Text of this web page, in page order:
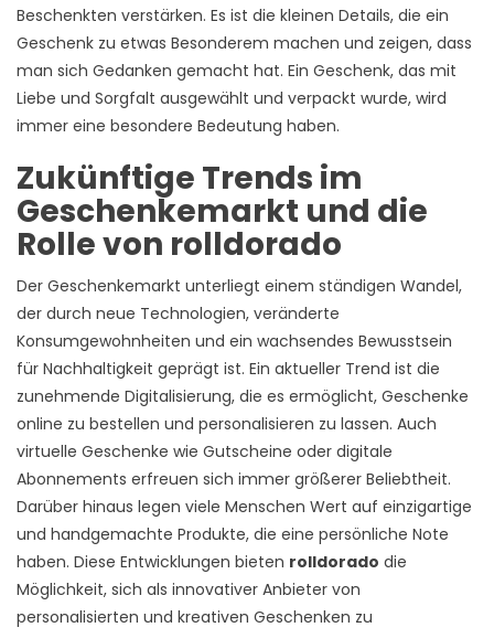
Beschenkten verstärken. Es ist die kleinen Details, die ein
Geschenk zu etwas Besonderem machen und zeigen, dass
man sich Gedanken gemacht hat. Ein Geschenk, das mit
Liebe und Sorgfalt ausgewählt und verpackt wurde, wird
immer eine besondere Bedeutung haben.
Zukünftige Trends im
Geschenkemarkt und die
Rolle von rolldorado
Der Geschenkemarkt unterliegt einem ständigen Wandel,
der durch neue Technologien, veränderte
Konsumgewohnheiten und ein wachsendes Bewusstsein
für Nachhaltigkeit geprägt ist. Ein aktueller Trend ist die
zunehmende Digitalisierung, die es ermöglicht, Geschenke
online zu bestellen und personalisieren zu lassen. Auch
virtuelle Geschenke wie Gutscheine oder digitale
Abonnements erfreuen sich immer größerer Beliebtheit.
Darüber hinaus legen viele Menschen Wert auf einzigartige
und handgemachte Produkte, die eine persönliche Note
haben. Diese Entwicklungen bieten rolldorado die
Möglichkeit, sich als innovativer Anbieter von
personalisierten und kreativen Geschenken zu